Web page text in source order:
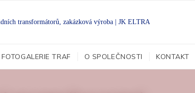
FOTOGALERIE TRAF O SPOLEČNOSTI KONTAKT